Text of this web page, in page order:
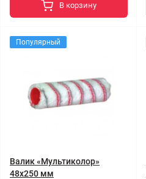
В корзину
Популярный
Валик «Мультиколор»
48x250 мм